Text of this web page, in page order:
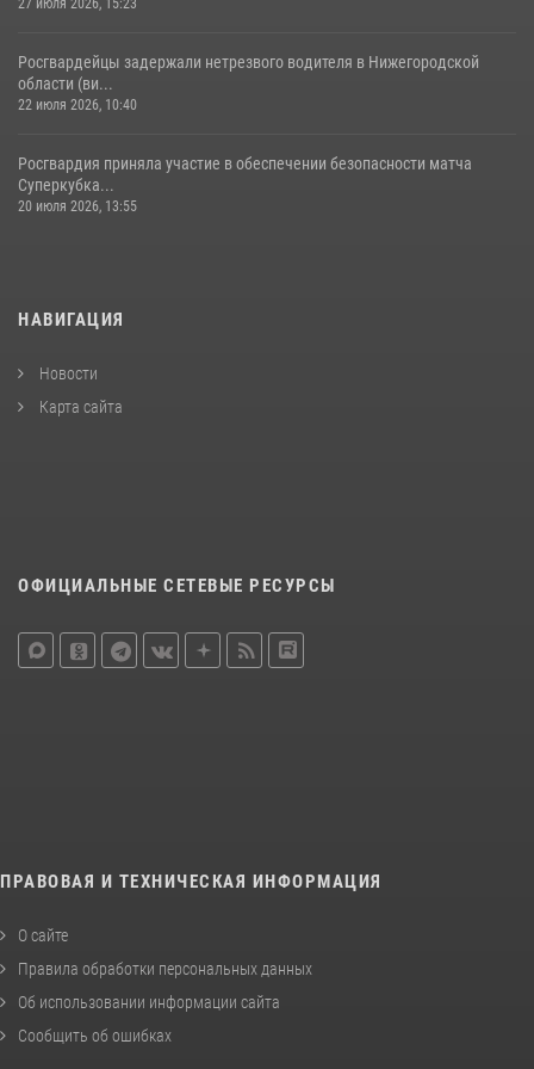
Росгвардейцы задержали нетрезвого водителя в Нижегородской
области (ви...
22 июля 2026, 10:40
Росгвардия приняла участие в обеспечении безопасности матча
Суперкубка...
20 июля 2026, 13:55
НАВИГАЦИЯ
Новости
Карта сайта
ОФИЦИАЛЬНЫЕ СЕТЕВЫЕ РЕСУРСЫ
ПРАВОВАЯ И ТЕХНИЧЕСКАЯ ИНФОРМАЦИЯ
О сайте
Правила обработки персональных данных
Об использовании информации сайта
Сообщить об ошибках